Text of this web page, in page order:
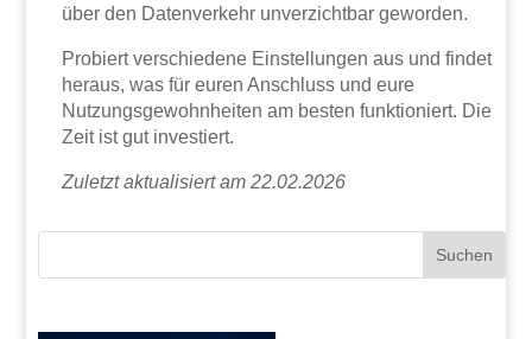
über den Datenverkehr unverzichtbar geworden.
Probiert verschiedene Einstellungen aus und findet
heraus, was für euren Anschluss und eure
Nutzungsgewohnheiten am besten funktioniert. Die
Zeit ist gut investiert.
Zuletzt aktualisiert am 22.02.2026